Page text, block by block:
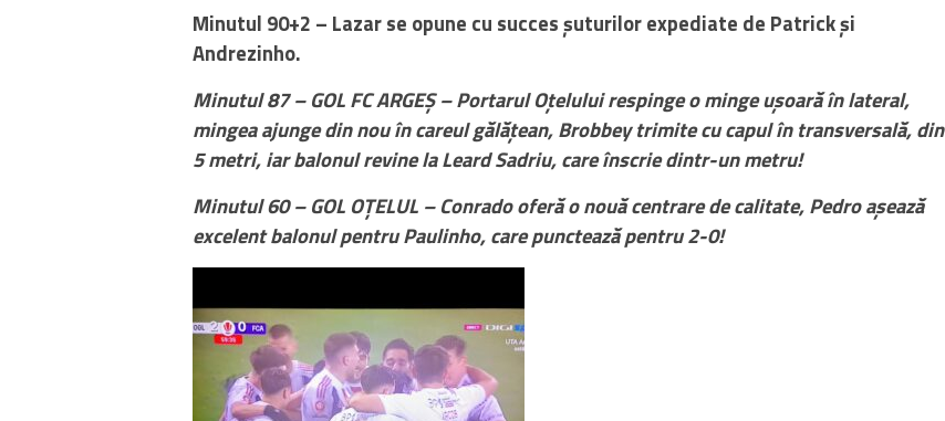
Minutul 90+2 – Lazar se opune cu succes șuturilor expediate de Patrick și
Andrezinho.
Minutul 87 – GOL FC ARGEȘ – Portarul Oțelului respinge o minge ușoară în lateral,
mingea ajunge din nou în careul gălățean, Brobbey trimite cu capul în transversală, din
5 metri, iar balonul revine la Leard Sadriu, care înscrie dintr-un metru!
Minutul 60 – GOL OȚELUL – Conrado oferă o nouă centrare de calitate, Pedro așează
excelent balonul pentru Paulinho, care punctează pentru 2-0!